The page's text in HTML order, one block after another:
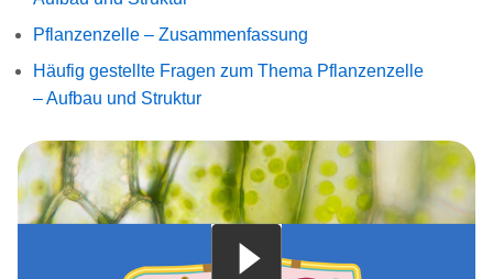
Pflanzenzelle – Zusammenfassung
Häufig gestellte Fragen zum Thema Pflanzenzelle
– Aufbau und Struktur